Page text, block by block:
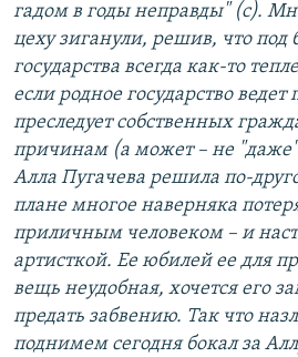
гадом в годы неправды" (с).
цеху зиганули, решив, что под
государства всегда как-то
если родное государство
преследует собственных
причинам (а может – не
Алла Пугачева решила по-
плане многое наверняка
приличным человеком – и
артисткой. Ее юбилей ее для
вещь неудобная, хочется его
предать забвению. Так что
поднимем сегодня бокал за